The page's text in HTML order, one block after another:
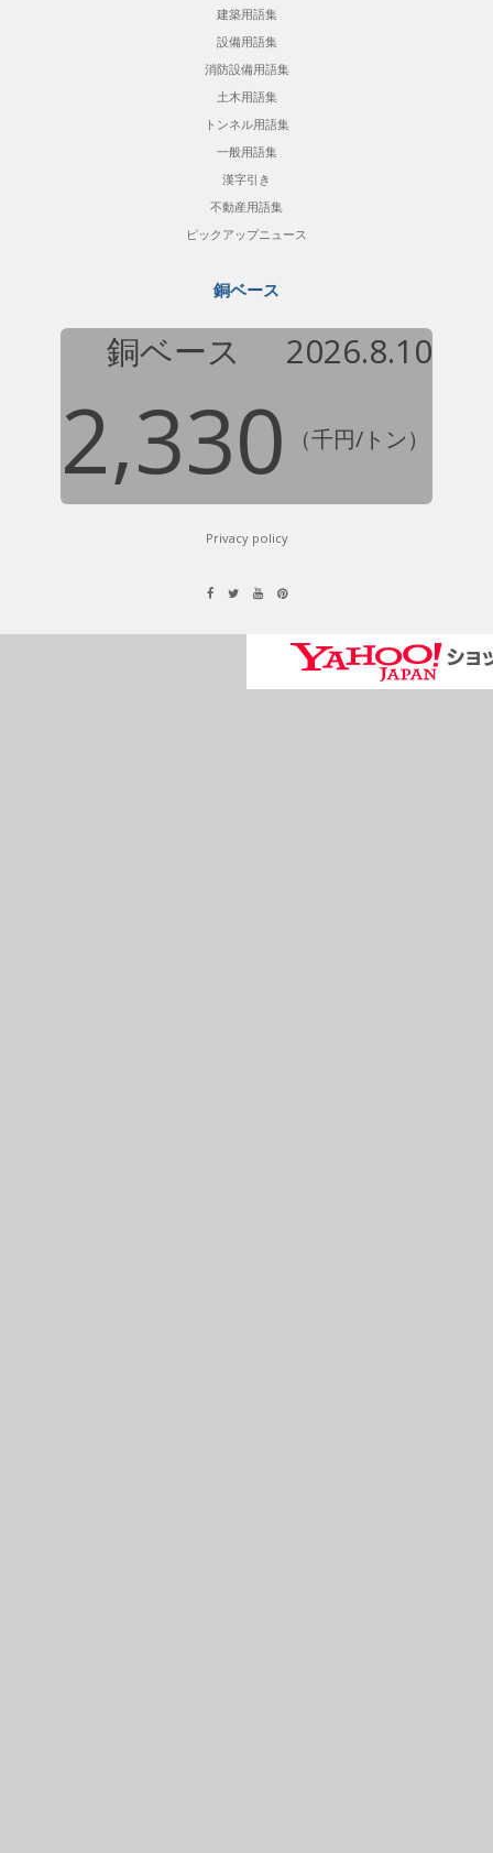
建築用語集
設備用語集
消防設備用語集
土木用語集
トンネル用語集
一般用語集
漢字引き
不動産用語集
ピックアップニュース
銅ベース
銅ベース 2026.8.10
2,330 （千円/トン）
Privacy policy